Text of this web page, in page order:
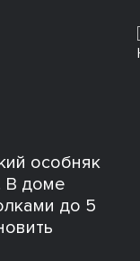
особняк
В доме
до 5